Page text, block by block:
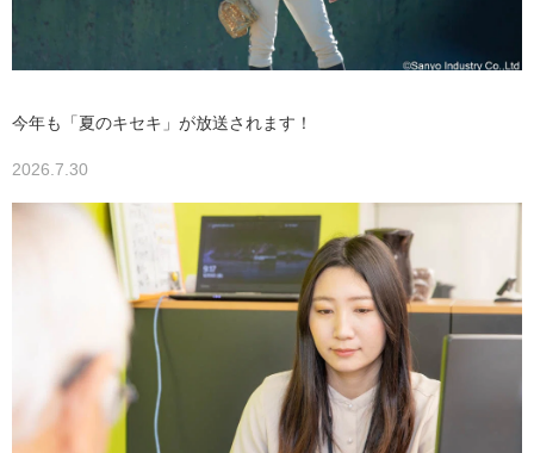
今年も「夏のキセキ」が放送されます！
2026.7.30